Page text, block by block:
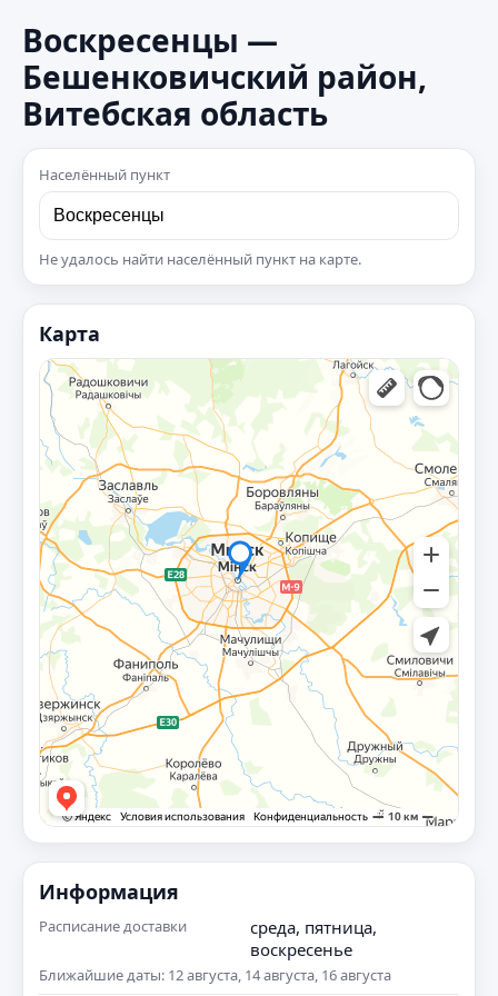
Воскресенцы —
Бешенковичский район,
Витебская область
Населённый пункт
Не удалось найти населённый пункт на карте.
Карта
Информация
Расписание доставки
среда, пятница,
воскресенье
Ближайшие даты: 12 августа, 14 августа, 16 августа